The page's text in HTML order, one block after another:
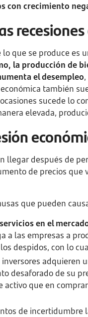
con crecimiento
que se produce es
la producción de
el desempleo
también
sucede lo
elevada,
llegar después de
de precios
que pueden
en el
a las empresas a
despidos, con lo
inversores adquieren
desaforado de su
activo que en
de incertidumbre